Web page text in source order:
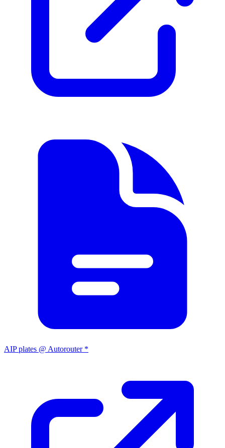
AIP plates @ Autorouter *